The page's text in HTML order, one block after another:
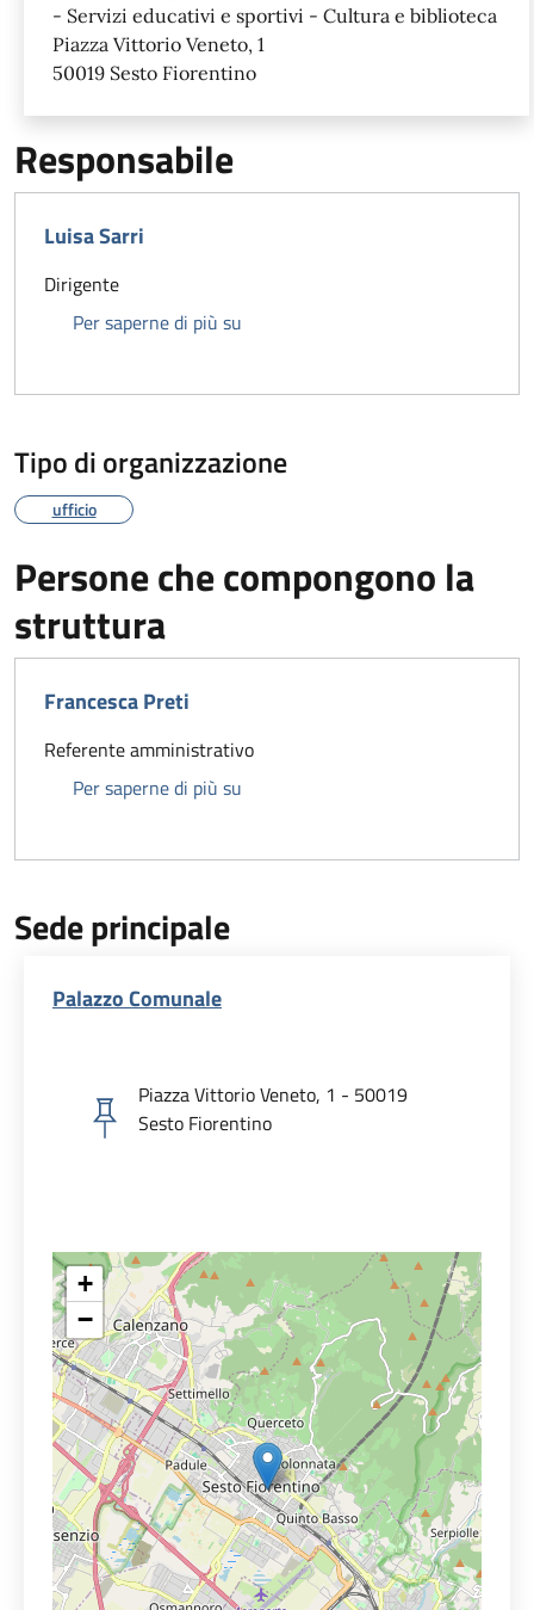
- Servizi educativi e sportivi - Cultura e biblioteca
Piazza Vittorio Veneto, 1
50019 Sesto Fiorentino
Responsabile
Luisa Sarri
Dirigente
Per saperne di più su
Tipo di organizzazione
ufficio
Persone che compongono la
struttura
Francesca Preti
Referente amministrativo
Per saperne di più su
Sede principale
Palazzo Comunale
Piazza Vittorio Veneto, 1 - 50019
Sesto Fiorentino
+
−